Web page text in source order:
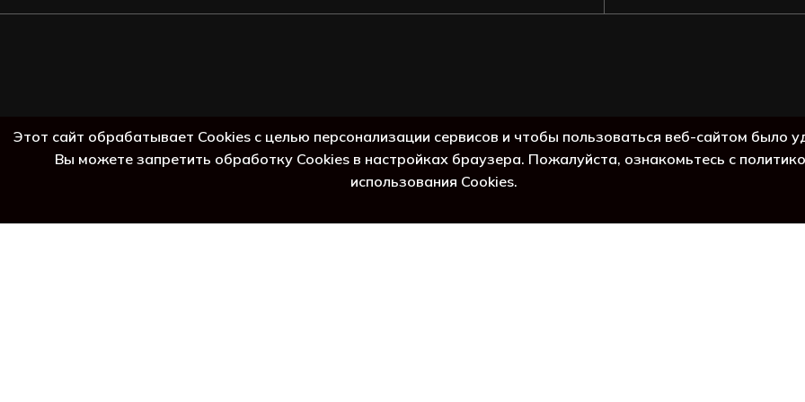
Этот сайт обрабатывает Cookies с целью персонализации сервисов и чтобы пользоваться веб-сайтом было
Вы можете запретить обработку Cookies в настройках браузера. Пожалуйста, ознакомьтесь с
использования Cookies.